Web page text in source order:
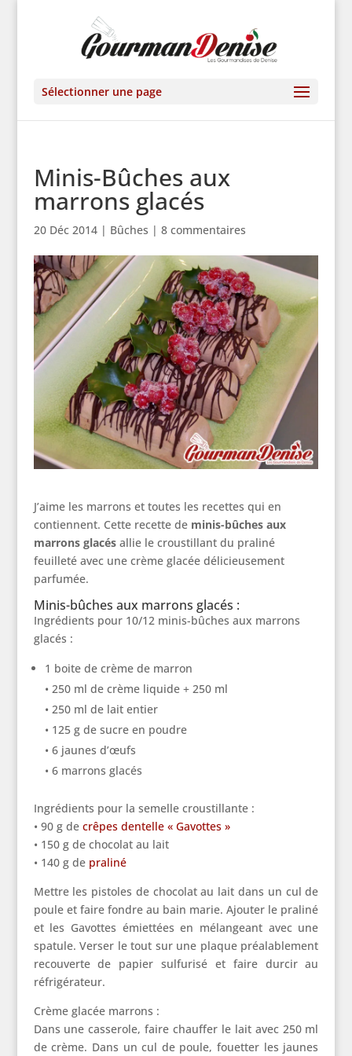
Sélectionner une page
Minis-Bûches aux
marrons glacés
20 Déc 2014| Bûches | 8 commentaires
J’aime les marrons et toutes les recettes qui en
contiennent. Cette recette de minis-bûches aux
marrons glacésallie le croustillant du praliné
feuilleté avec une crème glacée délicieusement
parfumée.
Minis-bûches aux marrons glacés :
Ingrédients pour 10/12 minis-bûches aux marrons
glacés :
1 boite de crème de marron
• 250 ml de crème liquide + 250 ml
• 250 ml de lait entier
• 125 g de sucre en poudre
• 6 jaunes d’œufs
• 6 marrons glacés
Ingrédients pour la semelle croustillante :
• 90 g de crêpes dentelle « Gavottes »
• 150 g de chocolat au lait
• 140 g de praliné
Mettre les pistoles de chocolat au lait dans un cul de
poule et faire fondre au bain marie. Ajouter le praliné
et les Gavottes émiettées en mélangeant avec une
spatule. Verser le tout sur une plaque préalablement
recouverte de papier sulfurisé et faire durcir au
réfrigérateur.
Crème glacée marrons :
Dans une casserole, faire chauffer le lait avec 250 ml
de crème. Dans un cul de poule, fouetter les jaunes